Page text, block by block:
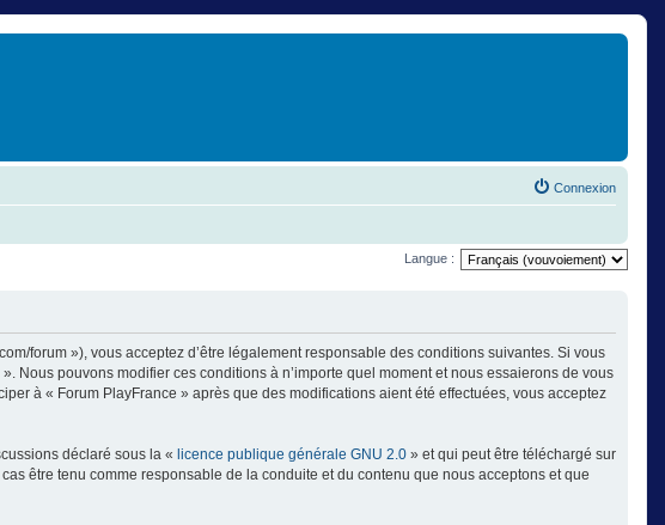
Connexion
Langue :
forum »), vous acceptez d’être légalement responsable des conditions suivantes. Si vous
Nous pouvons modifier ces conditions à n’importe quel moment et nous essaierons de vous
à « Forum PlayFrance » après que des modifications aient été effectuées, vous acceptez
déclaré sous la « licence publique générale GNU 2.0 » et qui peut être téléchargé sur
être tenu comme responsable de la conduite et du contenu que nous acceptons et que